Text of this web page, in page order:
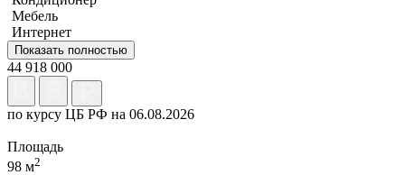
Мебель
Интернет
Показать полностью
44 918 000
по курсу ЦБ РФ на 06.08.2026
Площадь
98 м2